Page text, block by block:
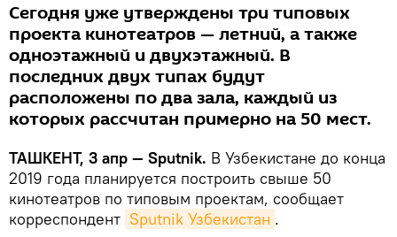
Сегодня уже утверждены три типовых
проекта кинотеатров — летний, а также
одноэтажный и двухэтажный. В
последних двух типах будут
расположены по два зала, каждый из
которых рассчитан примерно на 50 мест.
ТАШКЕНТ, 3 апр — Sputnik. В Узбекистане до конца
2019 года планируется построить свыше 50
кинотеатров по типовым проектам, сообщает
корреспондент Sputnik Узбекистан .